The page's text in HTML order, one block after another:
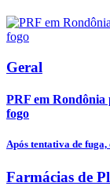
Geral
PRF em Rondônia
fogo
Após tentativa de
Farmácias de